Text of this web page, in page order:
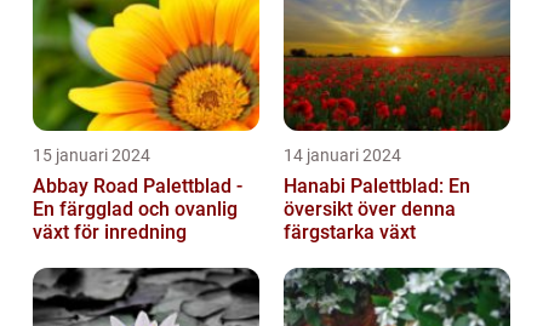
15 januari 2024
Abbay Road Palettblad -
En färgglad och ovanlig
växt för inredning
14 januari 2024
Hanabi Palettblad: En
översikt över denna
färgstarka växt